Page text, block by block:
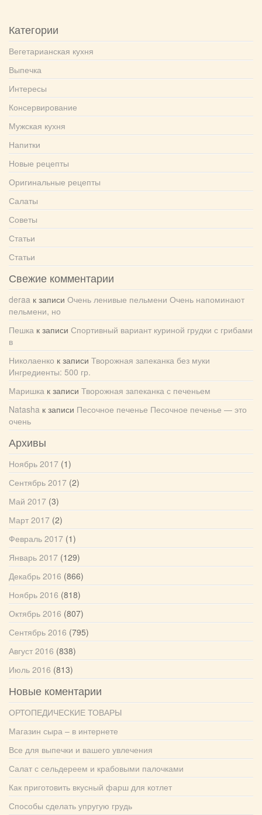
Категории
Вегетарианская кухня
Выпечка
Интересы
Консервирование
Мужская кухня
Напитки
Новые рецепты
Оригинальные рецепты
Салаты
Советы
Статьи
Статьи
Свежие комментарии
deraa к записи Очень ленивые пельмени Очень напоминают
пельмени, но
Пешка к записи Спортивный вариант куриной грудки с грибами
в
Николаенко к записи Творожная запеканка без муки
Ингредиенты: 500 гр.
Маришка к записи Творожная запеканка с печеньем
Natasha к записи Песочное печенье Песочное печенье — это
очень
Архивы
Ноябрь 2017 (1)
Сентябрь 2017 (2)
Май 2017 (3)
Март 2017 (2)
Февраль 2017 (1)
Январь 2017 (129)
Декабрь 2016 (866)
Ноябрь 2016 (818)
Октябрь 2016 (807)
Сентябрь 2016 (795)
Август 2016 (838)
Июль 2016 (813)
Новые коментарии
ОРТОПЕДИЧЕСКИЕ ТОВАРЫ
Магазин сыра – в интернете
Все для выпечки и вашего увлечения
Салат с сельдереем и крабовыми палочками
Как приготовить вкусный фарш для котлет
Способы сделать упругую грудь